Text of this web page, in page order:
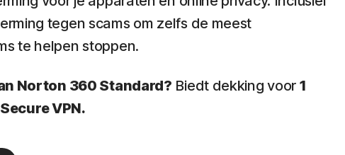
voor iOS™ Factureringsgegevens
Bestelgeschiedenis
tegen scams om zelfs de meest
te helpen stoppen.
Norton 360 Standard? Biedt dekking voor 1
Secure VPN.